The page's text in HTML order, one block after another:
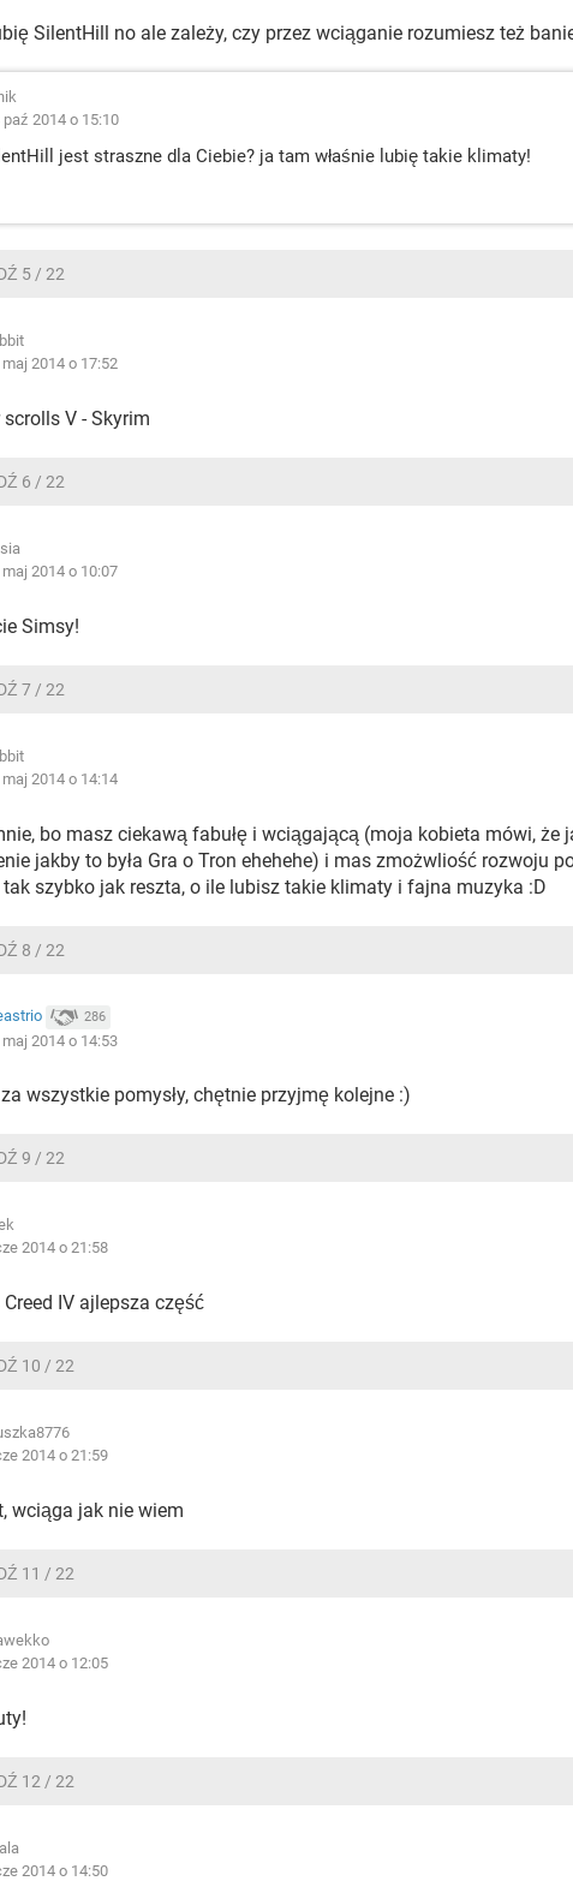
SilentHill no ale zależy, czy przez wciąganie rozumiesz też
paź 2014 o 15:10
jest straszne dla Ciebie? ja tam właśnie lubię takie klimaty!
5 / 22
maj 2014 o 17:52
scrolls V - Skyrim
6 / 22
2014 o 10:07
Simsy!
7 / 22
2014 o 14:14
bo masz ciekawą fabułę i wciągającą (moja kobieta mówi, że
jakby to była Gra o Tron ehehehe) i mas zmożwliość rozwoju
szybko jak reszta, o ile lubisz takie klimaty i fajna muzyka :D
8 / 22
286
2014 o 14:53
wszystkie pomysły, chętnie przyjmę kolejne :)
9 / 22
2014 o 21:58
IV ajlepsza część
10 / 22
2014 o 21:59
wciąga jak nie wiem
11 / 22
2014 o 12:05
12 / 22
2014 o 14:50